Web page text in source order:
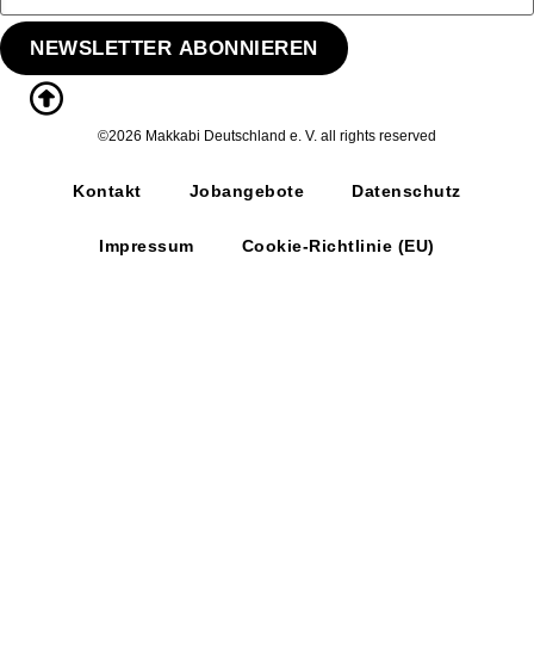
NEWSLETTER ABONNIEREN
©2026 Makkabi Deutschland e. V. all rights reserved
Kontakt Jobangebote Datenschutz
Impressum Cookie-Richtlinie (EU)